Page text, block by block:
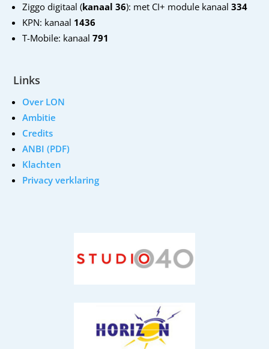
Ziggo digitaal (kanaal 36): met CI+ module kanaal 334
KPN: kanaal 1436
T-Mobile: kanaal791
Links
Over LON
Ambitie
Credits
ANBI (PDF)
Klachten
Privacy verklaring